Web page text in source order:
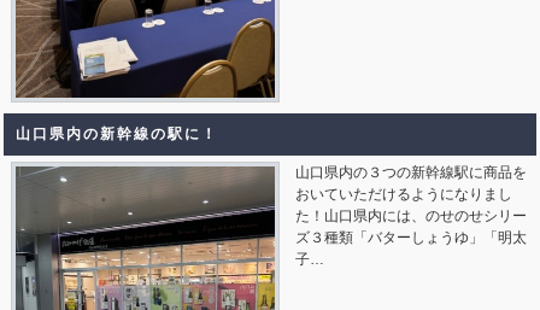
山口県内の新幹線の駅に！
山口県内の３つの新幹線駅に商品を
おいていただけるようになりまし
た！山口県内には、のせのせシリー
ズ３種類「バターしょうゆ」「明太
子…